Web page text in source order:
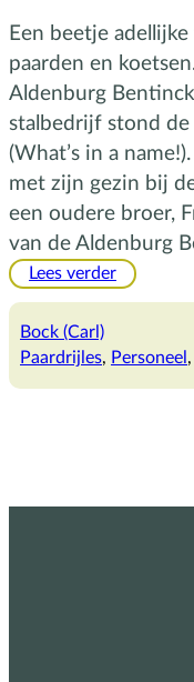
Een beetje
paarden en
Aldenburg
stalbedrijf stond de
(What’s in a
met zijn gezin bij
een oudere broer,
van de Aldenburg
Lees verder:
de
Bock (Carl)
Paardrijles, Personeel,